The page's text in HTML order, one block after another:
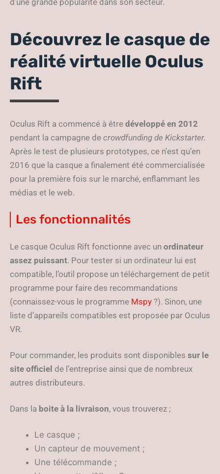
d’une grande popularité dans son secteur.
Découvrez le casque de
réalité virtuelle Oculus
Rift
Oculus Rift a commencé à être développé en 2012
pendant la campagne de crowdfunding de Kickstarter.
Après le test de plusieurs prototypes, ce n’est qu’en
2016 que la casque a finalement été commercialisée
pour la première fois sur le marché, enflammant les
médias et le web.
Les fonctionnalités
Le casque Oculus Rift fonctionne avec un ordinateur
assez puissant. Pour tester si un ordinateur lui est
compatible, l’outil propose un téléchargement de petit
programme pour faire des recommandations
(connaissez-vous le programme Mspy ?). Sinon, une
liste d’appareils compatibles est proposée par Oculus
VR.
Pour commander, les produits sont disponibles sur le
site officiel de l’entreprise ainsi que de nombreux
autres distributeurs.
Dans la boite à la livraison, vous trouverez ;
Le casque ;
Un capteur de mouvement ;
Une télécommande ;